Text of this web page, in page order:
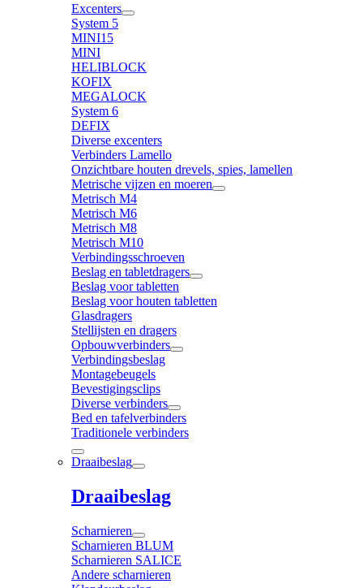
Excenters
System 5
MINI15
MINI
HELIBLOCK
KOFIX
MEGALOCK
System 6
DEFIX
Diverse excenters
Verbinders Lamello
Onzichtbare houten drevels, spies, lamellen
Metrische vijzen en moeren
Metrisch M4
Metrisch M6
Metrisch M8
Metrisch M10
Verbindingsschroeven
Beslag en tabletdragers
Beslag voor tabletten
Beslag voor houten tabletten
Glasdragers
Stellijsten en dragers
Opbouwverbinders
Verbindingsbeslag
Montagebeugels
Bevestigingsclips
Diverse verbinders
Bed en tafelverbinders
Traditionele verbinders
Draaibeslag
Draaibeslag
Scharnieren
Scharnieren BLUM
Scharnieren SALICE
Andere scharnieren